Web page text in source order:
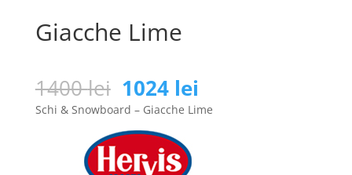
Giacche Lime
1400lei Prețul
inițial
a
fost:
1400 lei.
1024 lei
curent
este:
Schi & Snowboard – Giacche Lime